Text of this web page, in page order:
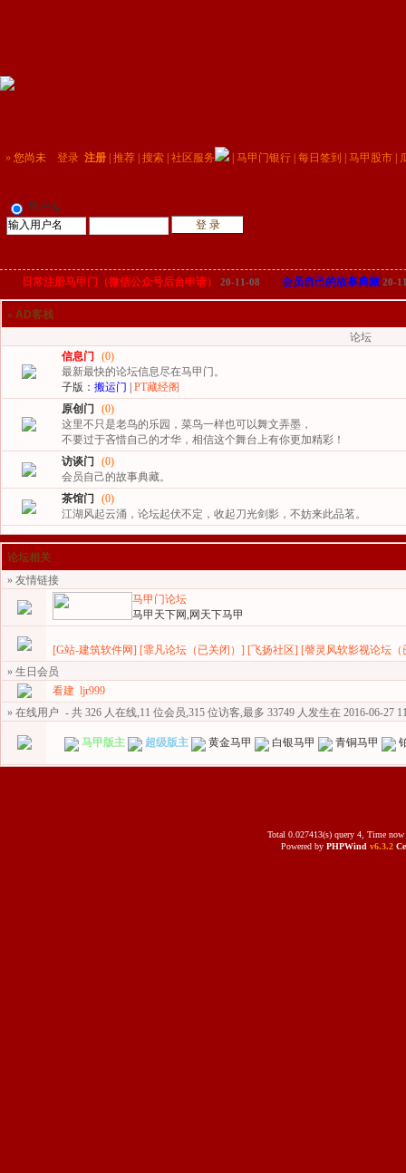
» 您尚未 登录 注册 推荐 搜索 社区服务 马甲门银行 每日签到 马甲股市
用户名
日常注册马甲门（微信公众号后台申请） 20-11-08 会员自己的故事典藏 20-
» AD客栈
论坛
信息门
(0)
最新最快的论坛信息尽在马甲门。
子版：搬运门 |PT藏经阁
原创门
(0)
这里不只是老鸟的乐园，菜鸟一样也可以舞文弄墨，
不要过于吝惜自己的才华，相信这个舞台上有你更加精彩！
访谈门
(0)
会员自己的故事典藏。
茶馆门
(0)
江湖风起云涌，论坛起伏不定，收起刀光剑影，不妨来此品茗。
论坛相关
» 友情链接
马甲门论坛
马甲天下网,网天下马甲
[G站-建筑软件网] [霏凡论坛（已关闭）] [飞扬社区] [謦灵风软影视论坛（
» 生日会员
看建 ljr999
» 在线用户 - 共 326 人在线,11 位会员,315 位访客,最多 33749 人发生在 2016-06-27
马甲版主 超级版主 黄金马甲 白银马甲 青铜马甲
Total 0.027413(s) query 4, Time
Powered by PHPWind v6.3.2